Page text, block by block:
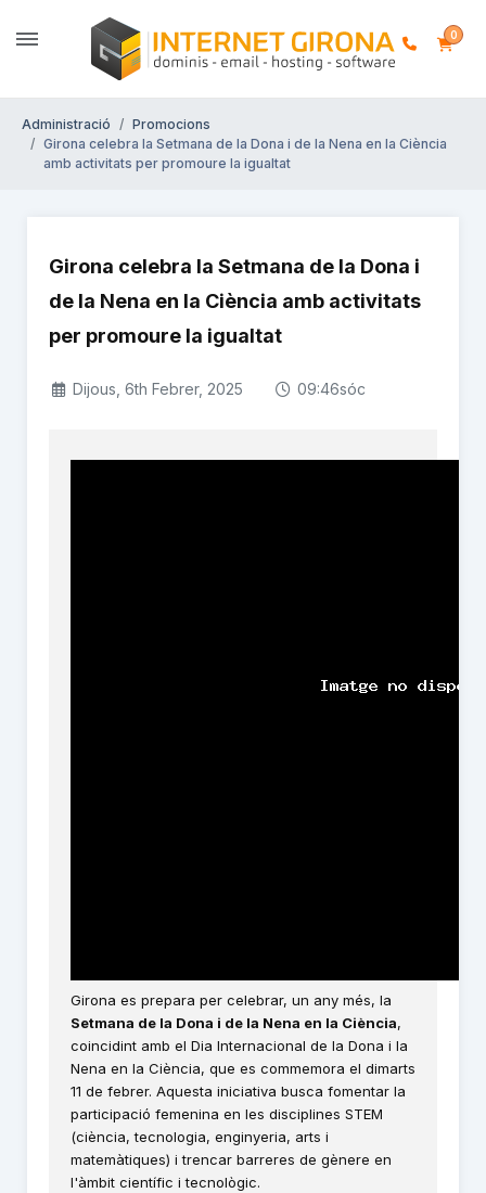
0
Administració
Promocions
Girona celebra la Setmana de la Dona i de la Nena en la Ciència
amb activitats per promoure la igualtat
Girona celebra la Setmana de la Dona i
de la Nena en la Ciència amb activitats
per promoure la igualtat
Dijous, 6th Febrer, 2025 09:46sóc
Girona es prepara per celebrar, un any més, la
Setmana de la Dona i de la Nena en la Ciència,
coincidint amb el Dia Internacional de la Dona i la
Nena en la Ciència, que es commemora el dimarts
11 de febrer. Aquesta iniciativa busca fomentar la
participació femenina en les disciplines STEM
(ciència, tecnologia, enginyeria, arts i
matemàtiques) i trencar barreres de gènere en
l'àmbit científic i tecnològic.